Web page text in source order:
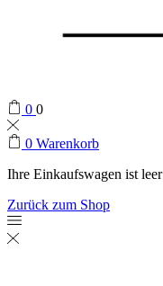
0 0
0 Warenkorb
Ihre Einkaufswagen ist leer
Zurück zum Shop